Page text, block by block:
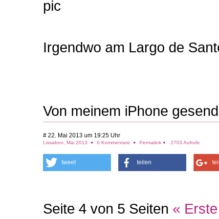
Irgendwo am Largo de
Von meinem iPhone
# 22. Mai 2013 um 19:25 Uhr
Lissabon, Mai 2013 0 Kommentare Permalink 2703 Aufrufe
tweet teilen
Seite 4 von 5 Seiten « Erste